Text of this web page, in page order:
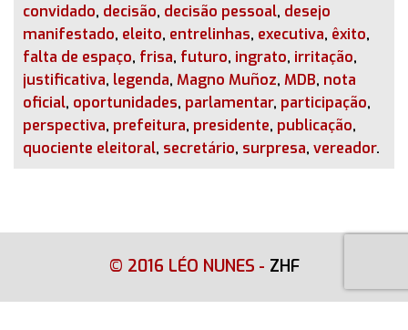
convidado, decisão, decisão pessoal, desejo
manifestado, eleito, entrelinhas, executiva, êxito,
falta de espaço, frisa, futuro, ingrato, irritação,
justificativa, legenda, Magno Muñoz, MDB, nota
oficial, oportunidades, parlamentar, participação,
perspectiva, prefeitura, presidente, publicação,
quociente eleitoral, secretário, surpresa, vereador.
© 2016 LÉO NUNES - ZHF